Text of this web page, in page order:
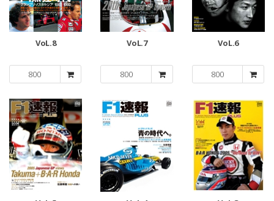
VoL.8
800
VoL.7
800
VoL.6
800